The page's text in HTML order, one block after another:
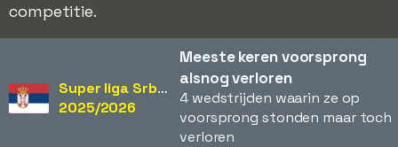
competitie.
Super liga Srbije
2025/2026
Meeste keren voorsprong
alsnog verloren
4 wedstrijden waarin ze op
voorsprong stonden maar toch
verloren